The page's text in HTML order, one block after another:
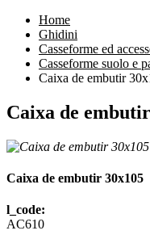
Home
Ghidini
Casseforme ed
Casseforme suolo e
Caixa de embutir
Caixa de
Caixa de embutir 30x105
l_code:
AC610